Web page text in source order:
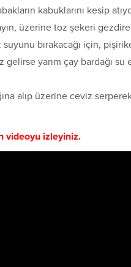
kabuklarını kesip
üzerine toz şekeri
bırakacağı için,
gelirse yarım çay bardağı
alıp üzerine ceviz
videoyu izleyiniz.